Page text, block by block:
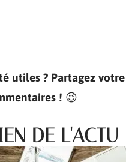
utiles ? Partagez votre
! 😉
DE L'ACTU